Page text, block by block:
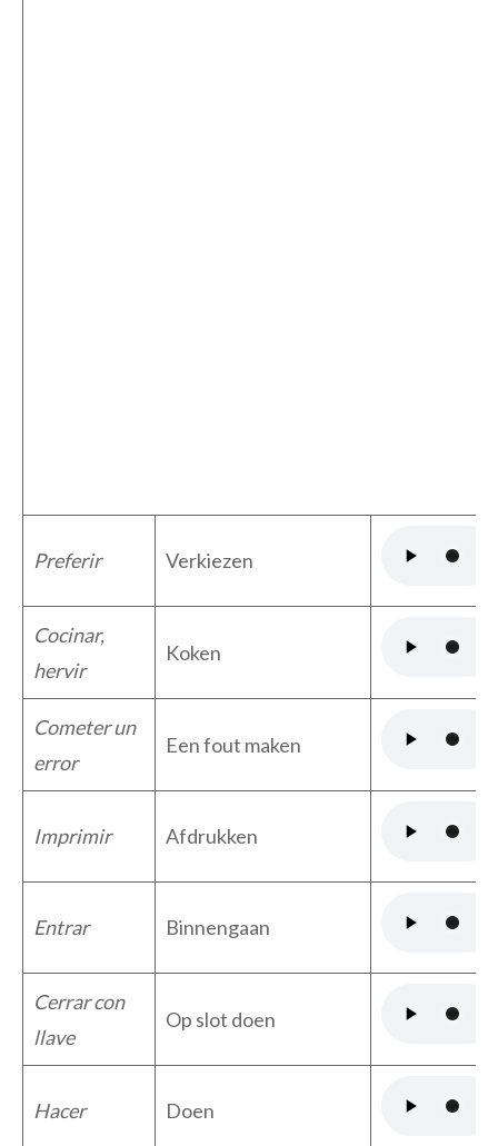
Preferir Verkiezen
Cocinar,
hervir
Koken
Cometer un
error
Een fout maken
Imprimir Afdrukken
Entrar Binnengaan
Cerrar con
llave
Op slot doen
Hacer Doen